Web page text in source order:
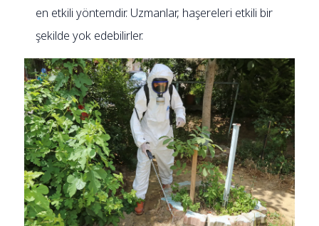
en etkili yöntemdir. Uzmanlar, haşereleri etkili bir
şekilde yok edebilirler.